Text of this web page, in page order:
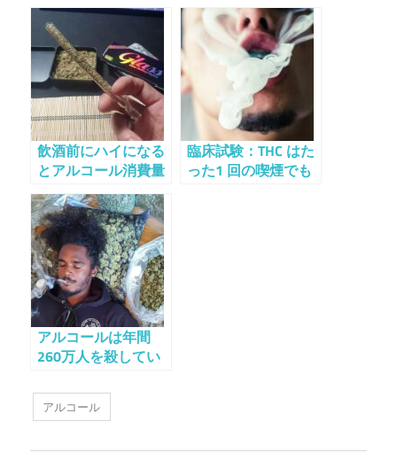
飲酒前にハイになる
とアルコール消費量
が大幅に減少するこ
とが判明
臨床試験：THC はた
った1 回の喫煙でも
アルコールは年間
260万人を殺してい
者はゼロ
アルコール